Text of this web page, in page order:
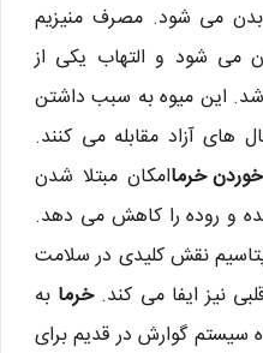
می شود. مصرف منیزیم
می شود و التهاب یکی از
این میوه به سبب داشتن
های آزاد مقابله می کنند.
خوردن خرماامکان مبتلا شدن
و روده را کاهش می دهد.
نقش کلیدی در سلامت
نیز ایفا می کند.خرما به
گوارش در قدیم برای